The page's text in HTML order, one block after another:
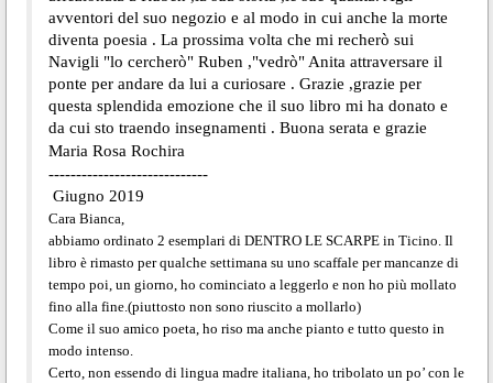
avventori del suo negozio e al modo in cui anche la morte
diventa poesia . La prossima volta che mi recherò sui
Navigli "lo cercherò" Ruben ,"vedrò" Anita attraversare il
ponte per andare da lui a curiosare . Grazie ,grazie per
questa splendida emozione che il suo libro mi ha donato e
da cui sto traendo insegnamenti . Buona serata e grazie
Maria Rosa Rochira
-----------------------------
Giugno 2019
Cara Bianca,
abbiamo ordinato 2 esemplari di DENTRO LE SCARPE in Ticino. Il
libro è rimasto per qualche settimana su uno scaffale per mancanze di
tempo poi, un giorno, ho cominciato a leggerlo e non ho più mollato
fino alla fine.(piuttosto non sono riuscito a mollarlo)
Come il suo amico poeta, ho riso ma anche pianto e tutto questo in
modo intenso.
Certo, non essendo di lingua madre italiana, ho tribolato un po’ con le